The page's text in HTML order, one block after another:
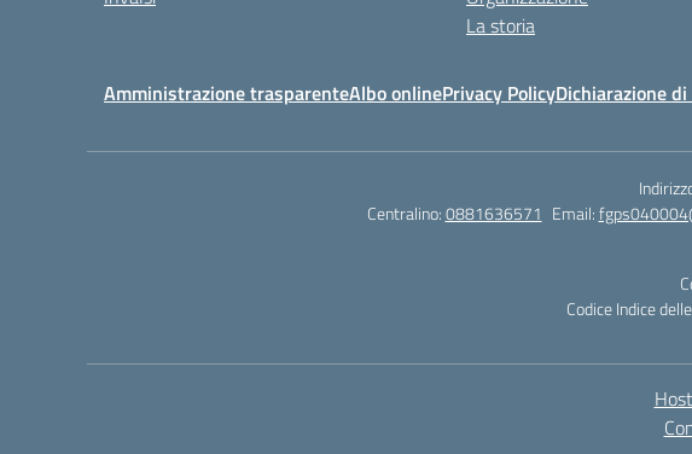
La storia
Amministrazione trasparenteAlbo onlinePrivacy PolicyDichiarazione
Centralino:0881636571 Email:
Codice Indice